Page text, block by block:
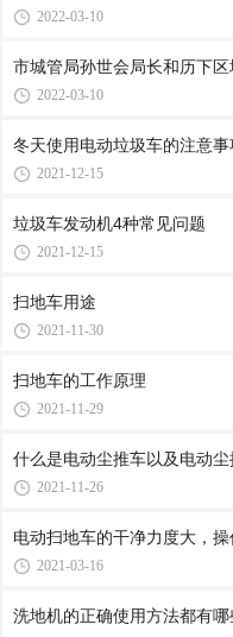
2022-03-10
市城管局孙世会局长和历下
2022-03-10
冬天使用电动垃圾车的注意事
2021-12-15
垃圾车发动机4种常见问题
2021-12-15
扫地车用途
2021-11-30
扫地车的工作原理
2021-11-29
什么是电动尘推车以及电动
2021-11-26
电动扫地车的干净力度大，
2021-03-16
洗地机的正确使用方法都有哪